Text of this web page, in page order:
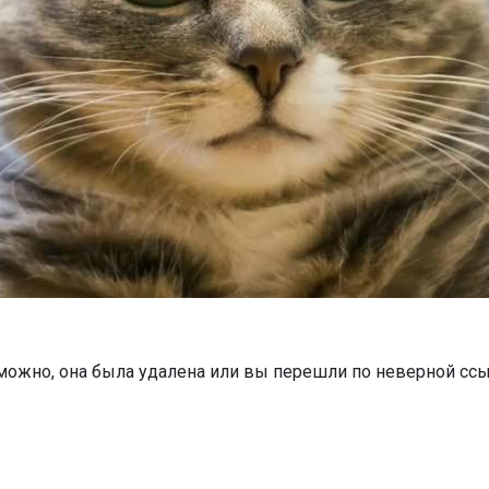
она была удалена или вы перешли по неверной